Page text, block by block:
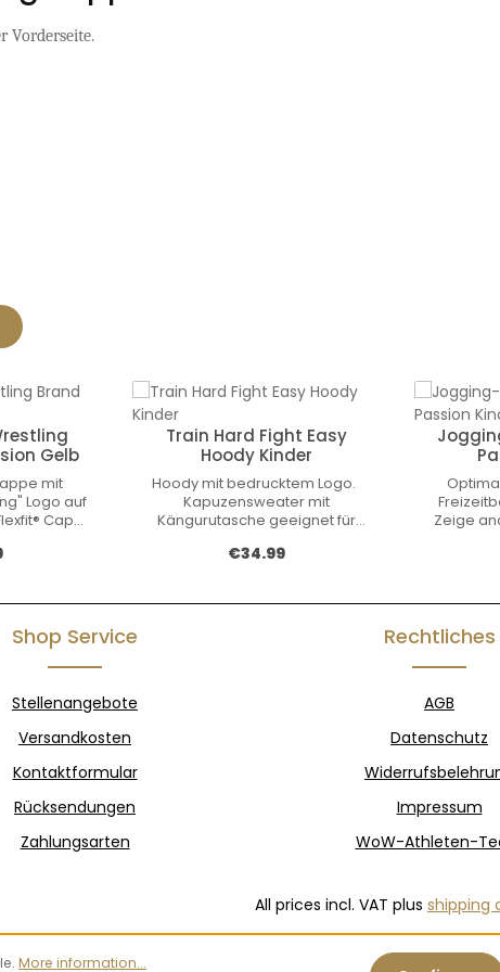
Vorderseite.
Gelb
mit
Logo auf
Cap
Train Hard Fight Easy
Hoody Kinder
Hoody mit bedrucktem Logo.
Kapuzensweater mit
Kängurutasche geeignet für
Kapuze mit kontrastfarbenem
Regular price:
€34.99
Zeige
Weitere
er
besteht
und
Größen:
280 g/
Shop Service
Stellenangebote
Versandkosten
Kontaktformular
Rücksendungen
Zahlungsarten
Rechtliches
AGB
Datenschutz
Impressum
WoW-Athleten-
All prices incl. VAT plus shipping
More information...